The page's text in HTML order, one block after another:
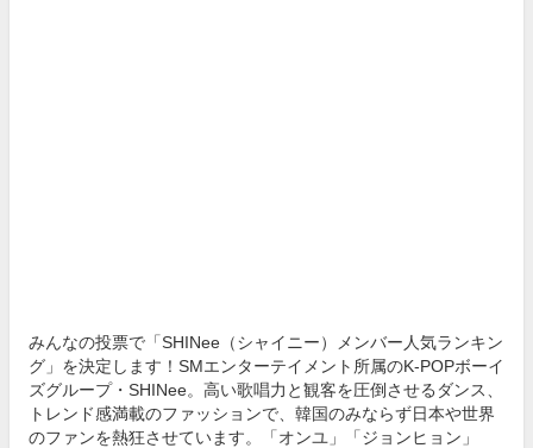
みんなの投票で「SHINee（シャイニー）メンバー人気ランキン
グ」を決定します！SMエンターテイメント所属のK-POPボーイ
ズグループ・SHINee。高い歌唱力と観客を圧倒させるダンス、
トレンド感満載のファッションで、韓国のみならず日本や世界
のファンを熱狂させています。「オンユ」「ジョンヒョン」